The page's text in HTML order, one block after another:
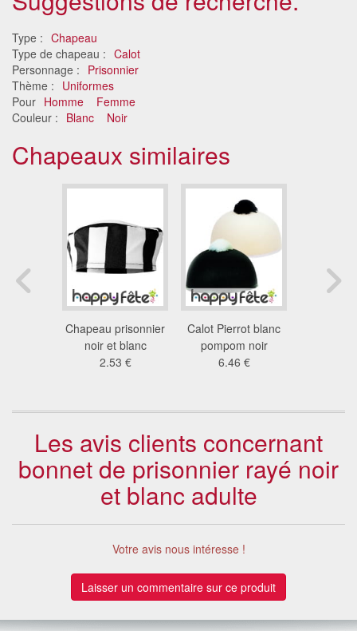
Type : Chapeau
Type de chapeau : Calot
Personnage : Prisonnier
Thème : Uniformes
Pour Homme
Femme
Couleur : Blanc Noir
Chapeaux similaires
Chapeau prisonnier
noir et blanc
2.53 €
Calot Pierrot blanc
pompom noir
6.46 €
Les avis clients concernant
bonnet de prisonnier rayé noir
et blanc adulte
Votre avis nous intéresse !
Laisser un commentaire sur ce produit